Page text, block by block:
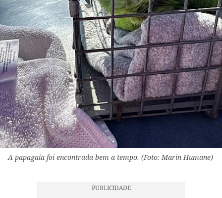
A papagaia foi encontrada bem a tempo. (Foto: Marin Humane)